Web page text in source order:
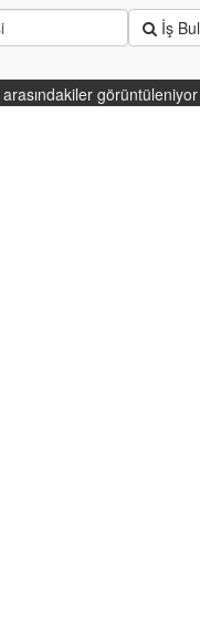
İş Bul
arasındakiler görüntüleniyor